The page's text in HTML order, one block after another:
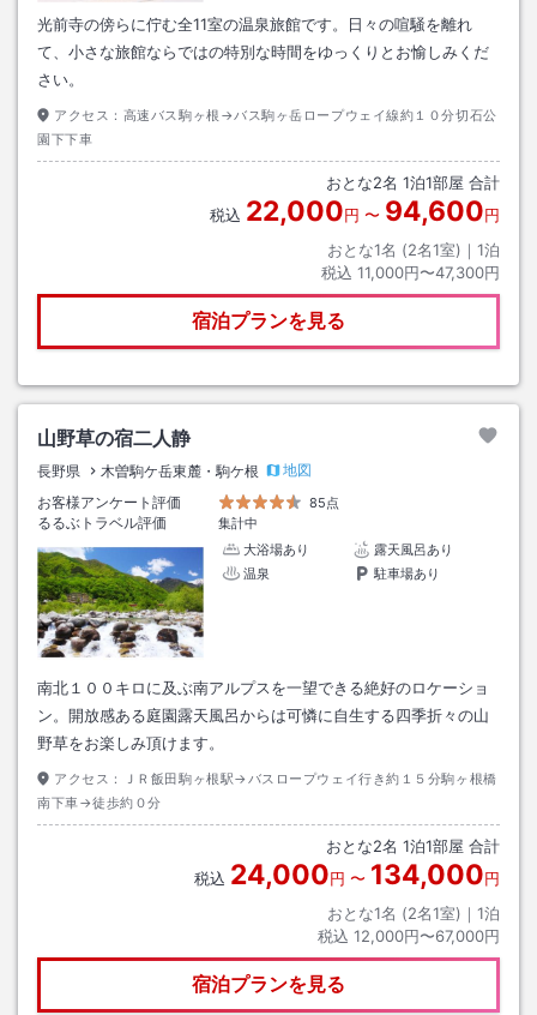
光前寺の傍らに佇む全11室の温泉旅館です。日々の喧騒を離れ
て、小さな旅館ならではの特別な時間をゆっくりとお愉しみくだ
さい。
アクセス： 高速バス駒ヶ根→バス駒ヶ岳ロープウェイ線約１０分切石公
園下下車
おとな2名 1泊1部屋 合計
税込 22,000円 〜 94,600円
おとな1名 (2名1室)｜ 1泊
税込 11,000円〜47,300円
宿泊プランを見る
山野草の宿二人静
長野県 木曽駒ケ岳東麓・駒ケ根
地図
お客様アンケート評価
85点
るるぶトラベル評価
集計中
大浴場あり
露天風呂あり
温泉
駐車場あり
南北１００キロに及ぶ南アルプスを一望できる絶好のロケーショ
ン。開放感ある庭園露天風呂からは可憐に自生する四季折々の山
野草をお楽しみ頂けます。
アクセス：
ＪＲ飯田駒ヶ根駅→バスロープウェイ行き約１５分駒ヶ根橋
南下車→徒歩約０分
おとな2名 1泊1部屋 合計
税込 24,000円 〜 134,000円
おとな1名 (2名1室)｜ 1泊
税込 12,000円〜67,000円
宿泊プランを見る